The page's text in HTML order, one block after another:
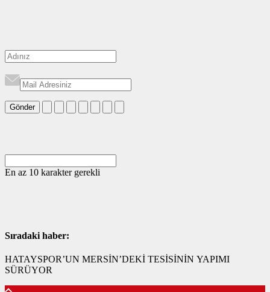
Gönder
En az 10 karakter gerekli
Sıradaki haber:
HATAYSPOR’UN MERSİN’DEKİ TESİSİNİN YAPIMI
SÜRÜYOR